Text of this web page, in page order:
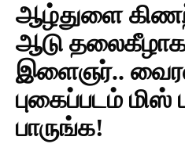
ஆழ்துளை
ஆடு
இளைஞர்..
புகைப்படம்
பாருங்க!